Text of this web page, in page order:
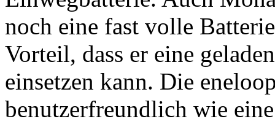
noch eine fast volle
Vorteil, dass er eine
einsetzen kann. Die
benutzerfreundlich wie